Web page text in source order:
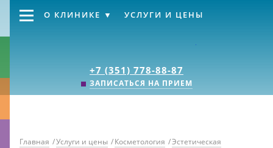
+7 (351) 778-88-87
ЗАПИСАТЬСЯ НА ПРИЕМ
О КЛИНИКЕ УСЛУГИ И ЦЕНЫ
Главная /Услуги и цены /Косметология /Эстетическая